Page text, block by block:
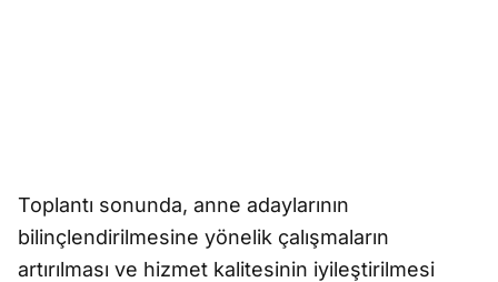
Toplantı sonunda, anne adaylarının
bilinçlendirilmesine yönelik çalışmaların
artırılması ve hizmet kalitesinin iyileştirilmesi